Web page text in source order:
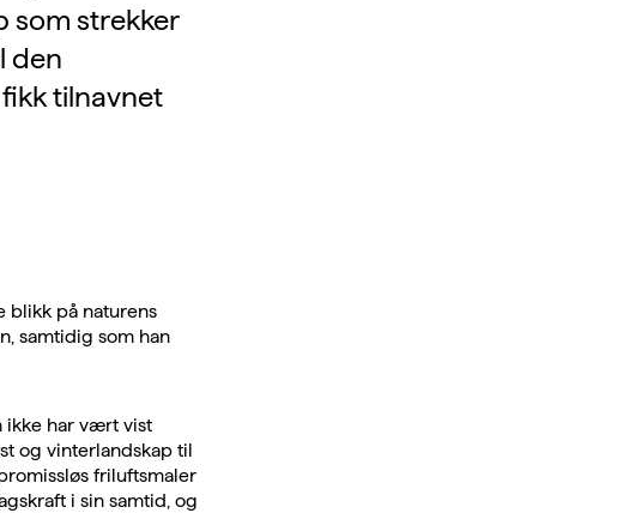
som strekker
den
tilnavnet
blikk på naturens
samtidig som han
ikke har vært vist
og vinterlandskap til
friluftsmaler
i sin samtid, og